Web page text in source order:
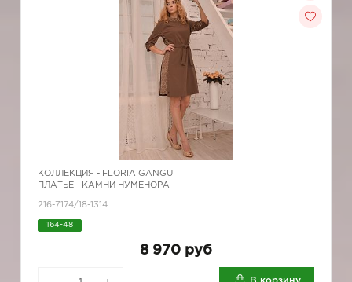
КОЛЛЕКЦИЯ - FLORIA GANGU
ПЛАТЬЕ - КАМНИ НУМЕНОРА
216-7174/18-1314
164-48
8 970 руб